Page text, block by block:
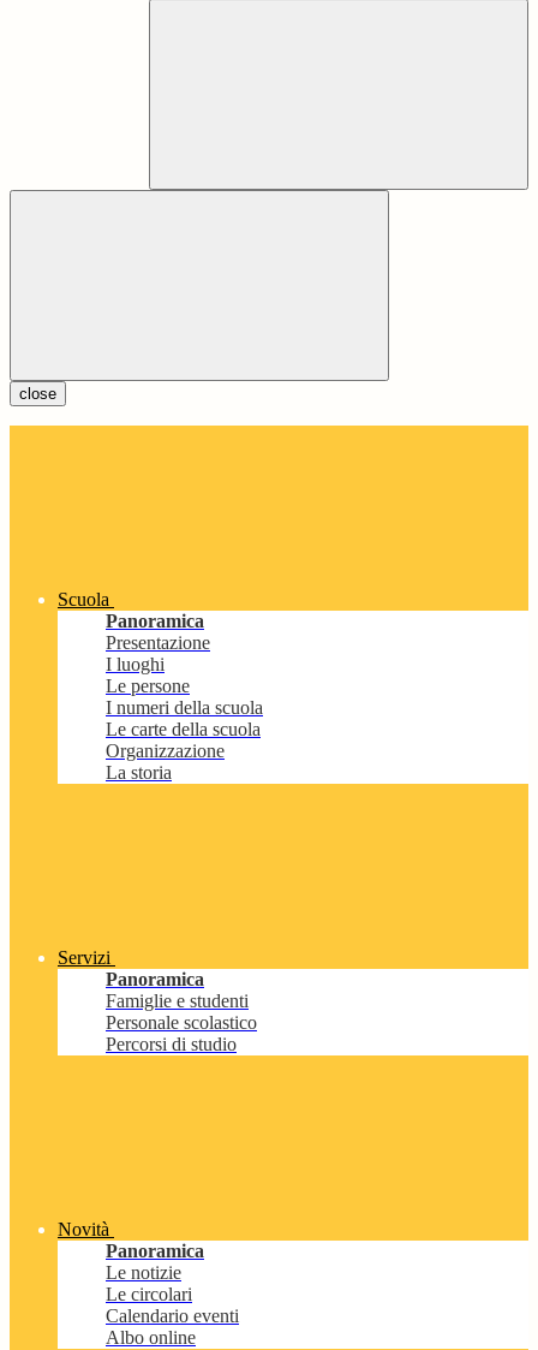
close
Scuola
Panoramica
Presentazione
I luoghi
Le persone
I numeri della scuola
Le carte della scuola
Organizzazione
La storia
Servizi
Panoramica
Famiglie e studenti
Personale scolastico
Percorsi di studio
Novità
Panoramica
Le notizie
Le circolari
Calendario eventi
Albo online